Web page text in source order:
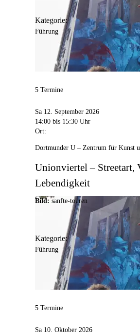
Kategorie:
Führung
5 Termine
Sa 12. September 2026
14:00 bis 15:30 Uhr
Ort:
Dortmunder U – Zentrum für Kunst
Unionviertel – Streetart,
Lebendigkeit
Bild: sanfte-touren
Kategorie:
Führung
5 Termine
Sa 10. Oktober 2026